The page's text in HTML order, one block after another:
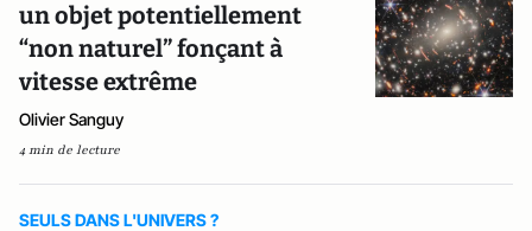
un objet potentiellement
“non naturel” fonçant à
vitesse extrême
Olivier Sanguy
4 min de lecture
SEULS DANS L'UNIVERS ?